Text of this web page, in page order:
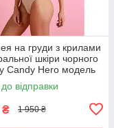
на груди з крилами
шкіри чорного
Candy Hero модель
One Size Кайф
відправки
₴ 1 950 ₴